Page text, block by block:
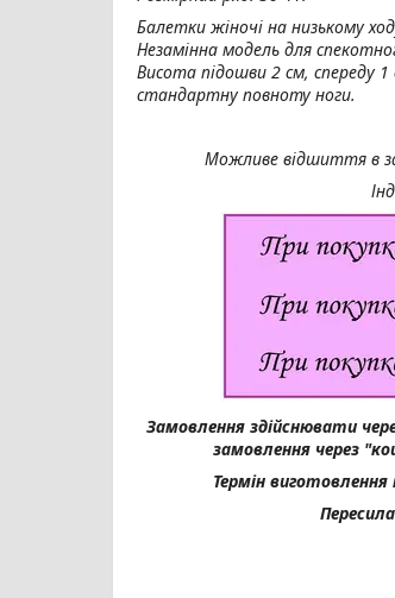
Балетки жіночі на низькому
Незамінна модель для
Висота підошви 2 см, спереду 1
стандартну повноту ноги.
Можливе відшиття в
Замовлення здійснювати
замовлення через
Термін